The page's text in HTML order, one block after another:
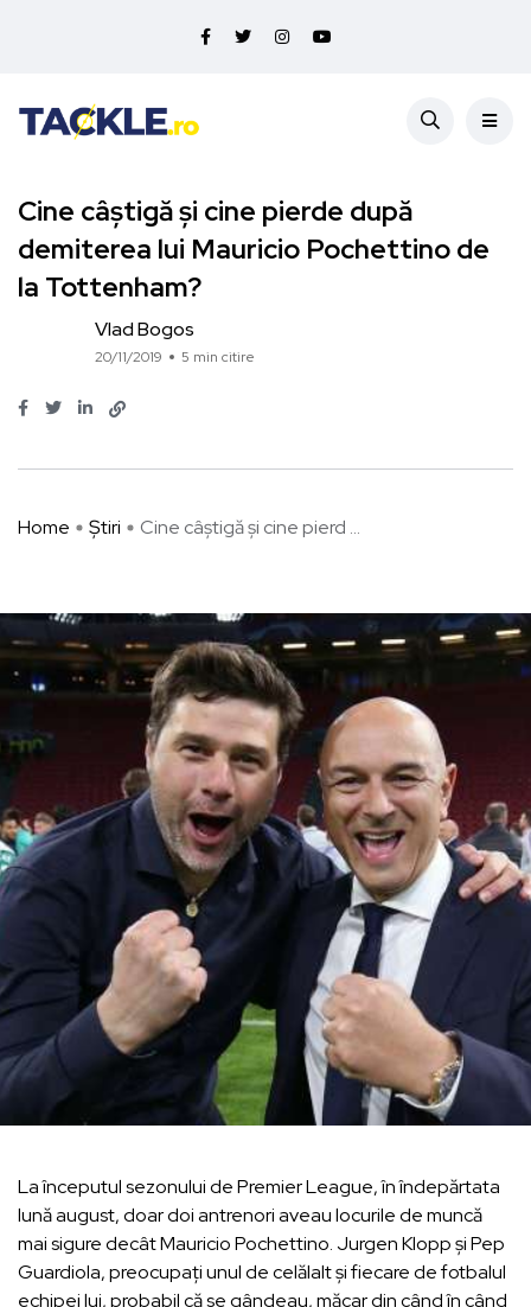
Cine câștigă și cine pierde după
demiterea lui Mauricio Pochettino de
la Tottenham?
Vlad Bogos
20/11/2019 5 min citire
Home Știri Cine câștigă și cine pierd ...
La începutul sezonului de Premier League, în îndepărtata
lună august, doar doi antrenori aveau locurile de muncă
mai sigure decât Mauricio Pochettino. Jurgen Klopp și Pep
Guardiola, preocupați unul de celălalt și fiecare de fotbalul
echipei lui, probabil că se gândeau, măcar din când în când